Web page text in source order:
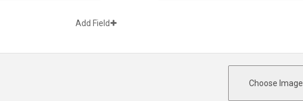
Add Field
Choose Image